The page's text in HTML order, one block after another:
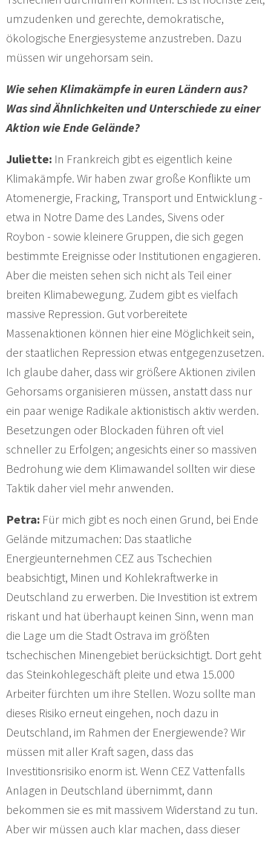
umzudenken und gerechte, demokratische,
ökologische Energiesysteme anzustreben. Dazu
müssen wir ungehorsam sein.
Wie sehen Klimakämpfe in euren Ländern aus?
Was sind Ähnlichkeiten und Unterschiede zu einer
Aktion wie Ende Gelände?
Juliette: In Frankreich gibt es eigentlich keine
Klimakämpfe. Wir haben zwar große Konflikte um
Atomenergie, Fracking, Transport und Entwicklung -
etwa in Notre Dame des Landes, Sivens oder
Roybon - sowie kleinere Gruppen, die sich gegen
bestimmte Ereignisse oder Institutionen engagieren.
Aber die meisten sehen sich nicht als Teil einer
breiten Klimabewegung. Zudem gibt es vielfach
massive Repression. Gut vorbereitete
Massenaktionen können hier eine Möglichkeit sein,
der staatlichen Repression etwas entgegenzusetzen.
Ich glaube daher, dass wir größere Aktionen zivilen
Gehorsams organisieren müssen, anstatt dass nur
ein paar wenige Radikale aktionistisch aktiv werden.
Besetzungen oder Blockaden führen oft viel
schneller zu Erfolgen; angesichts einer so massiven
Bedrohung wie dem Klimawandel sollten wir diese
Taktik daher viel mehr anwenden.
Petra: Für mich gibt es noch einen Grund, bei Ende
Gelände mitzumachen: Das staatliche
Energieunternehmen CEZ aus Tschechien
beabsichtigt, Minen und Kohlekraftwerke in
Deutschland zu erwerben. Die Investition ist extrem
riskant und hat überhaupt keinen Sinn, wenn man
die Lage um die Stadt Ostrava im größten
tschechischen Minengebiet berücksichtigt. Dort geht
das Steinkohlegeschäft pleite und etwa 15.000
Arbeiter fürchten um ihre Stellen. Wozu sollte man
dieses Risiko erneut eingehen, noch dazu in
Deutschland, im Rahmen der Energiewende? Wir
müssen mit aller Kraft sagen, dass das
Investitionsrisiko enorm ist. Wenn CEZ Vattenfalls
Anlagen in Deutschland übernimmt, dann
bekommen sie es mit massivem Widerstand zu tun.
Aber wir müssen auch klar machen, dass dieser